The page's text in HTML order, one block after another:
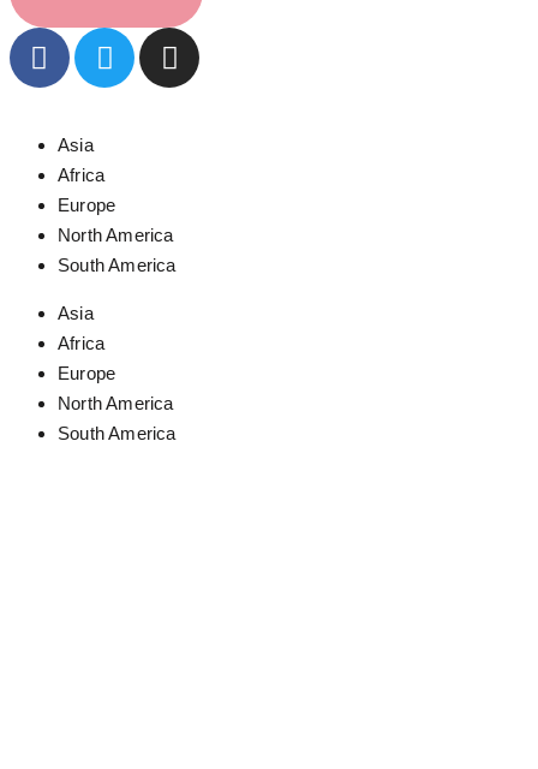
Asia
Africa
Europe
North America
South America
Asia
Africa
Europe
North America
South America